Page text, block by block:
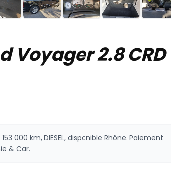
Voyager 2.8 CRD
000 km, DIESEL, disponible Rhône. Paiement
& Car.